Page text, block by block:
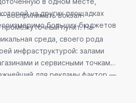
на других площадках
больших бюджетов
воспринимать вокзал
промежуточный пункт. На
среда, своего рода
инфраструктурой: залами
и сервисными точками.
для рекламы фактор —
открыт для информации, а